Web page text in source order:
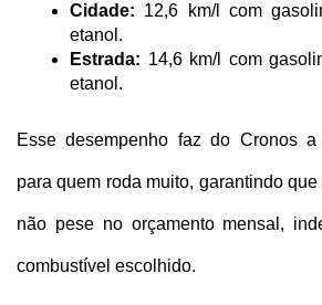
Cidade: 12,6 km/l com
etanol.
Estrada: 14,6 km/l com
etanol.
Esse desempenho faz do Cronos
para quem roda muito, garantindo
não pese no orçamento mensal,
combustível escolhido.